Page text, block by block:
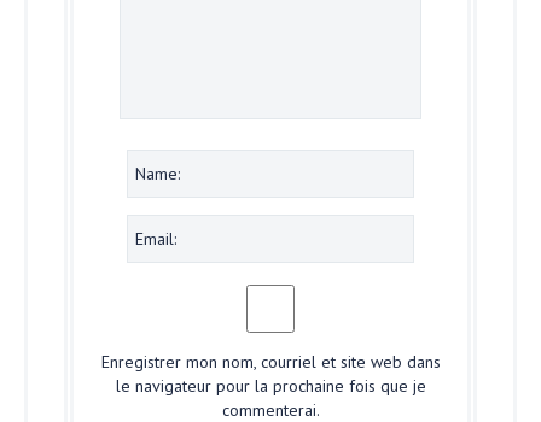
Enregistrer mon nom, courriel et site web dans
le navigateur pour la prochaine fois que je
commenterai.